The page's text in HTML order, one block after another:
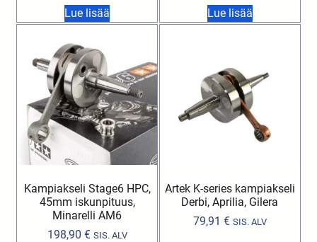
Lue lisää Lue lisää
Kampiakseli Stage6 HPC,
45mm iskunpituus,
Minarelli AM6
198,90 € SIS. ALV
Artek K-series kampiakseli
Derbi, Aprilia, Gilera
79,91 € SIS. ALV